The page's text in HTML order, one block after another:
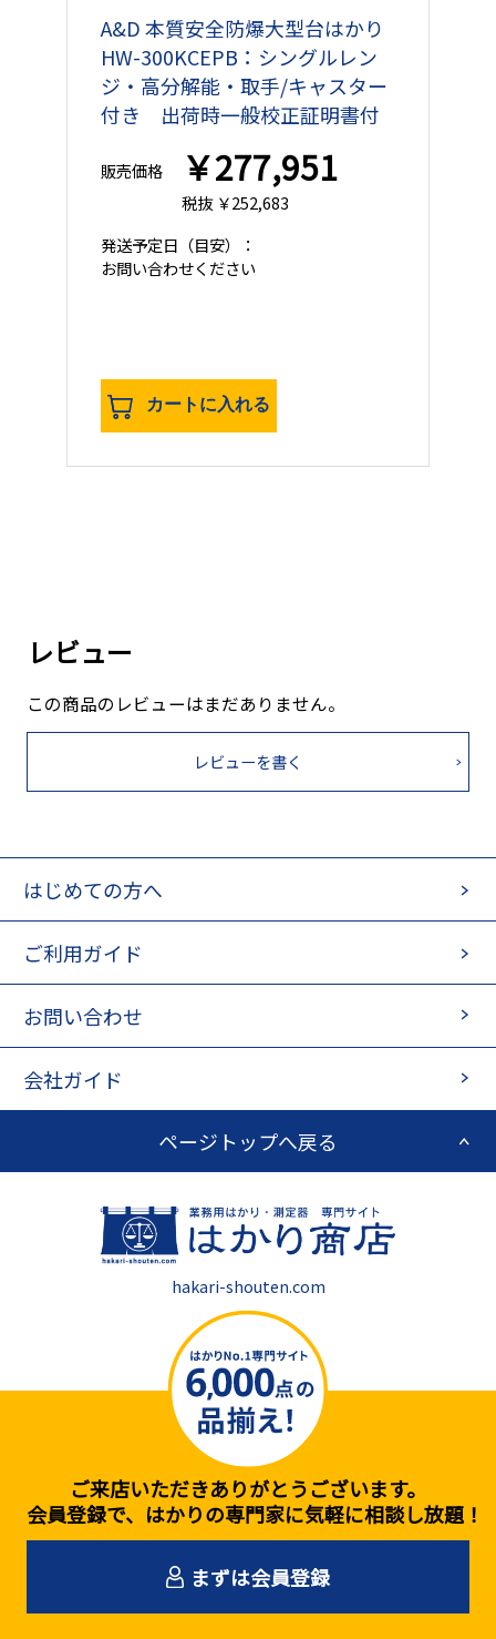
A&D 本質安全防爆大型台はかり
HW-300KCEPB：シングルレン
ジ・高分解能・取手/キャスター
付き 出荷時一般校正証明書付
販売価格 ￥277,951
税抜 ￥252,683
発送予定日 （目安）：
お問い合わせください
カートに入れる
レビュー
この商品のレビューはまだありません。
レビューを書く
ご来店いただきありがとうございます。
会員登録で、はかりの専門家に気軽に相談し放題！
まずは会員登録
はじめての方へ
ご利用ガイド
お問い合わせ
会社ガイド
ページトップへ戻る
hakari-shouten.com